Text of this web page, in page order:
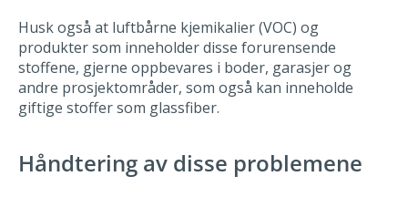
Husk også at luftbårne kjemikalier (VOC) og
produkter som inneholder disse forurensende
stoffene, gjerne oppbevares i boder, garasjer og
andre prosjektområder, som også kan inneholde
giftige stoffer som glassfiber.
Håndtering av disse problemene